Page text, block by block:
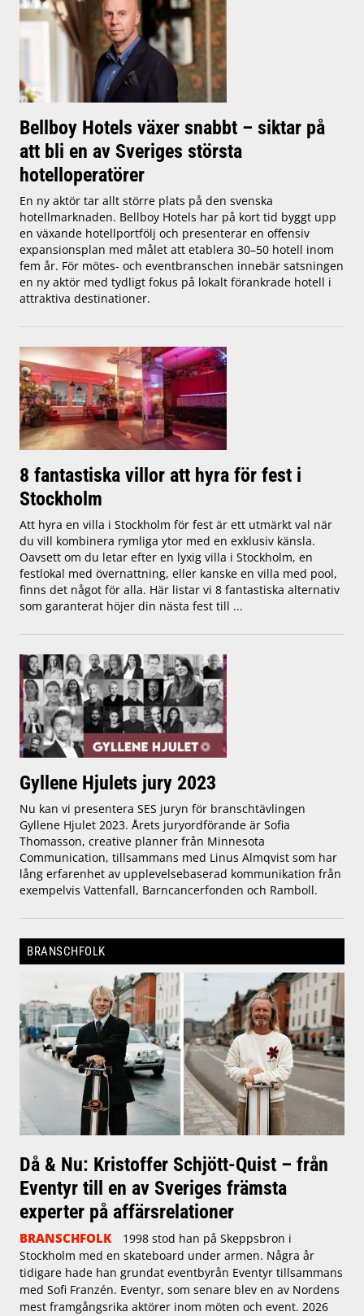
Bellboy Hotels växer snabbt – siktar på
att bli en av Sveriges största
hotelloperatörer
En ny aktör tar allt större plats på den svenska
hotellmarknaden. Bellboy Hotels har på kort tid byggt upp
en växande hotellportfölj och presenterar en offensiv
expansionsplan med målet att etablera 30–50 hotell inom
fem år. För mötes- och eventbranschen innebär satsningen
en ny aktör med tydligt fokus på lokalt förankrade hotell i
attraktiva destinationer.
8 fantastiska villor att hyra för fest i
Stockholm
Att hyra en villa i Stockholm för fest är ett utmärkt val när
du vill kombinera rymliga ytor med en exklusiv känsla.
Oavsett om du letar efter en lyxig villa i Stockholm, en
festlokal med övernattning, eller kanske en villa med pool,
finns det något för alla. Här listar vi 8 fantastiska alternativ
som garanterat höjer din nästa fest till ...
Gyllene Hjulets jury 2023
Nu kan vi presentera SES juryn för branschtävlingen
Gyllene Hjulet 2023. Årets juryordförande är Sofia
Thomasson, creative planner från Minnesota
Communication, tillsammans med Linus Almqvist som har
lång erfarenhet av upplevelsebaserad kommunikation från
exempelvis Vattenfall, Barncancerfonden och Ramboll.
BRANSCHFOLK
Då & Nu: Kristoffer Schjött-Quist – från
Eventyr till en av Sveriges främsta
experter på affärsrelationer
BRANSCHFOLK
1998 stod han på Skeppsbron i
Stockholm med en skateboard under armen. Några år
tidigare hade han grundat eventbyrån Eventyr tillsammans
med Sofi Franzén. Eventyr, som senare blev en av Nordens
mest framgångsrika aktörer inom möten och event. 2026